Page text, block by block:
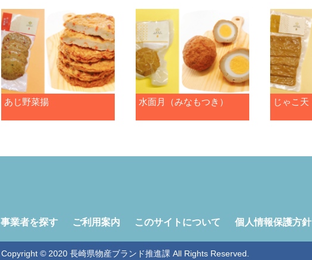
あじ野菜揚 水面月（みなもつき） じゃこ天
事業者を探す ご利用案内 このサイトについて 個人情報保護方針
Copyright © 2020 長崎県物産ブランド推進課 All Rights Reserved.